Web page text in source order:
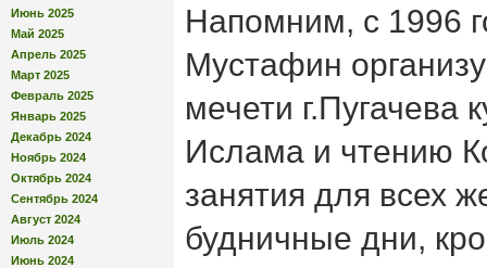
Июнь 2025
Май 2025
Апрель 2025
Март 2025
Февраль 2025
Январь 2025
Декабрь 2024
Ноябрь 2024
Октябрь 2024
Сентябрь 2024
Август 2024
Июль 2024
Июнь 2024
Напомним, с 1996
Мустафин
мечети г.Пугачева
Ислама и чтению
занятия для всех
будничные дни,